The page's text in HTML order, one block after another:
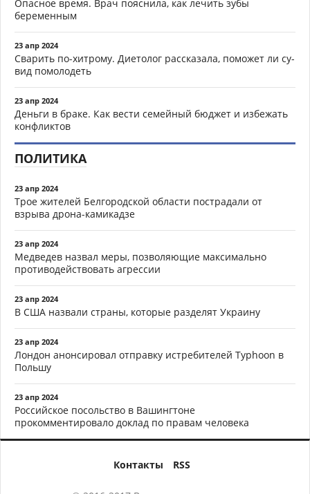
Опасное время. Врач пояснила, как лечить зубы
беременным
23 апр 2024
Сварить по-хитрому. Диетолог рассказала, поможет ли су-
вид помолодеть
23 апр 2024
Деньги в браке. Как вести семейный бюджет и избежать
конфликтов
ПОЛИТИКА
23 апр 2024
Трое жителей Белгородской области пострадали от
взрыва дрона-камикадзе
23 апр 2024
Медведев назвал меры, позволяющие максимально
противодействовать агрессии
23 апр 2024
В США назвали страны, которые разделят Украину
23 апр 2024
Лондон анонсировал отправку истребителей Typhoon в
Польшу
23 апр 2024
Российское посольство в Вашингтоне
прокомментировало доклад по правам человека
Контакты RSS